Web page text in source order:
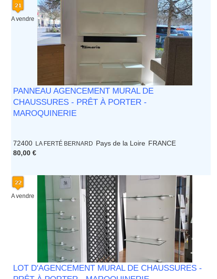
A vendre
PANNEAU AGENCEMENT MURAL DE
CHAUSSURES - PRÊT À PORTER -
MAROQUINERIE
72400 LA FERTÉ BERNARD Pays de la Loire FRANCE
80,00 €
A vendre
LOT D'AGENCEMENT MURAL DE CHAUSSURES -